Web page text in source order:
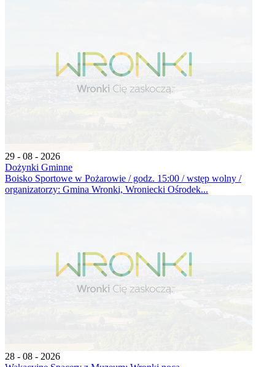
29 - 08 - 2026
Dożynki Gminne
Boisko Sportowe w Pożarowie / godz. 15:00 / wstęp wolny /
organizatorzy: Gmina Wronki, Wroniecki Ośrodek...
28 - 08 - 2026